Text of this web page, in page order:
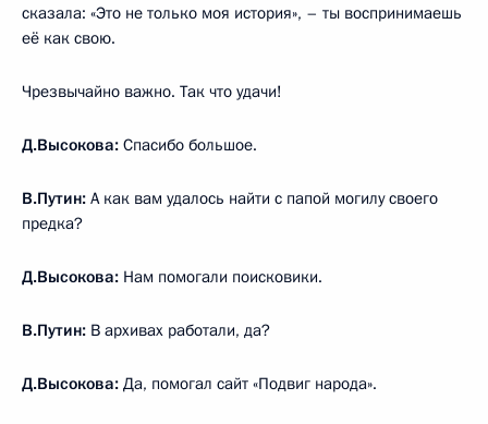
сказала: «Это не только моя история», – ты воспринимаешь
её как свою.
Чрезвычайно важно. Так что удачи!
Д.Высокова: Спасибо большое.
В.Путин: А как вам удалось найти с папой могилу своего
предка?
Д.Высокова: Нам помогали поисковики.
В.Путин: В архивах работали, да?
Д.Высокова: Да, помогал сайт «Подвиг народа».